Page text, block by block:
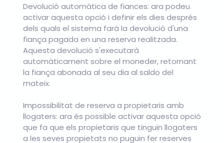
Devolució automàtica de fiances: ara podeu
activar aquesta opció i definir els dies després
dels quals el sistema farà la devolució d'una
fiança pagada en una reserva realitzada.
Aquesta devolució s'executarà
automàticament sobre el moneder, retornant
la fiança abonada al seu dia al saldo del
mateix.
Impossibilitat de reserva a propietaris amb
llogaters: ara és possible activar aquesta opció
que fa que els propietaris que tinguin llogaters
a les seves propietats no puguin fer reserves